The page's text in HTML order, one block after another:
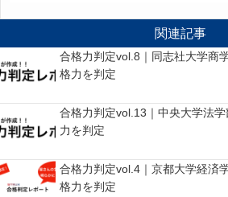
関連記事
合格力判定vol.8｜同志社大学商
格力を判定
合格力判定vol.13｜中央大学法
力を判定
合格力判定vol.4｜京都大学経済
格力を判定